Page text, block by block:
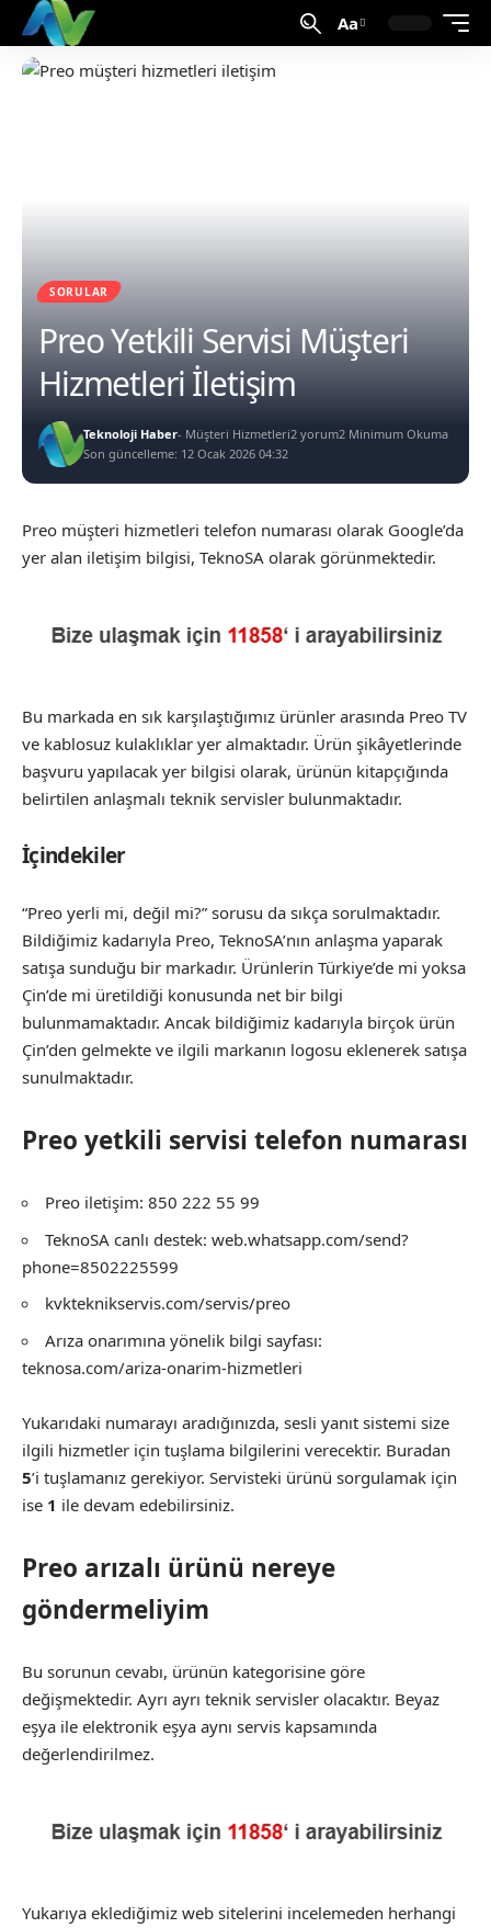
Aa
SORULAR
Preo Yetkili Servisi Müşteri
Hizmetleri İletişim
Son güncelleme: 12 Ocak 2026 04:32
Teknoloji Haber- Müşteri Hizmetleri2 yorum2 Minimum Okuma
Preo müşteri hizmetleri telefon numarası olarak Google’da
yer alan iletişim bilgisi, TeknoSA olarak görünmektedir.
Bu markada en sık karşılaştığımız ürünler arasında Preo TV
ve kablosuz kulaklıklar yer almaktadır. Ürün şikâyetlerinde
başvuru yapılacak yer bilgisi olarak, ürünün kitapçığında
belirtilen anlaşmalı teknik servisler bulunmaktadır.
İçindekiler
“Preo yerli mi, değil mi?” sorusu da sıkça sorulmaktadır.
Bildiğimiz kadarıyla Preo, TeknoSA’nın anlaşma yaparak
satışa sunduğu bir markadır. Ürünlerin Türkiye’de mi yoksa
Çin’de mi üretildiği konusunda net bir bilgi
bulunmamaktadır. Ancak bildiğimiz kadarıyla birçok ürün
Çin’den gelmekte ve ilgili markanın logosu eklenerek satışa
sunulmaktadır.
Preo yetkili servisi telefon numarası
Preo iletişim: 850 222 55 99
TeknoSA canlı destek: web.whatsapp.com/send?
phone=8502225599
kvkteknikservis.com/servis/preo
Arıza onarımına yönelik bilgi sayfası:
teknosa.com/ariza-onarim-hizmetleri
Yukarıdaki numarayı aradığınızda, sesli yanıt sistemi size
ilgili hizmetler için tuşlama bilgilerini verecektir. Buradan
5’i tuşlamanız gerekiyor. Servisteki ürünü sorgulamak için
ise 1 ile devam edebilirsiniz.
Preo arızalı ürünü nereye
göndermeliyim
Bu sorunun cevabı, ürünün kategorisine göre
değişmektedir. Ayrı ayrı teknik servisler olacaktır. Beyaz
eşya ile elektronik eşya aynı servis kapsamında
değerlendirilmez.
Yukarıya eklediğimiz web sitelerini incelemeden herhangi